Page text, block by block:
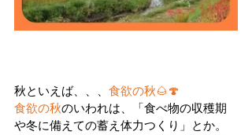
秋といえば、、、 食欲の秋🌰🍄
食欲の秋のいわれは、「食べ物の収穫期
や冬に備えての蓄え体力つくり」とか。